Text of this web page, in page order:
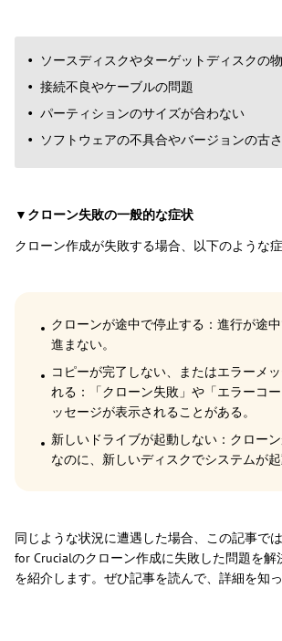
ソースディスクやターゲットディスクの
接続不良やケーブルの問題
パーティションのサイズが合わない
ソフトウェアの不具合やバージョンの古さ
▼クローン失敗の一般的な症状
クローン作成が失敗する場合、以下のような
クローンが途中で停止する：進行が途
進まない。
コピーが完了しない、またはエラーメ
れる：「クローン失敗」や「エラーコ
ッセージが表示されることがある。
新しいドライブが起動しない：クロー
なのに、新しいディスクでシステムが起
同じような状況に遭遇した場合、この記事で
for Crucialのクローン作成に失敗した問題を解
を紹介します。ぜひ記事を読んで、詳細を知っ